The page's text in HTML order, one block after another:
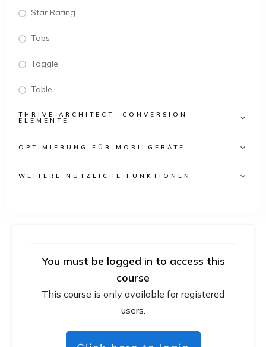
You must be logged in to access this
course
This course is only available for registered
users.
Star Rating
Tabs
Toggle
Table
THRIVE ARCHITECT: CONVERSION
ELEMENTE
OPTIMIERUNG FÜR MOBILGERÄTE
WEITERE NÜTZLICHE FUNKTIONEN